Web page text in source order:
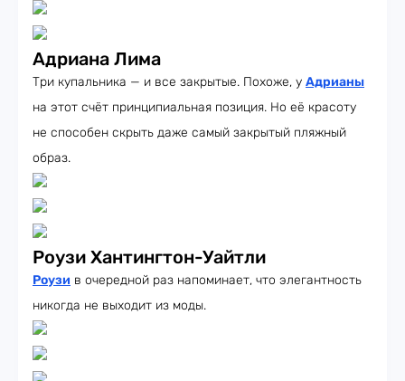
Адриана Лима
Три купальника — и все закрытые. Похоже, у Адрианы
на этот счёт принципиальная позиция. Но её красоту
не способен скрыть даже самый закрытый пляжный
образ.
Роузи Хантингтон-Уайтли
Роузи в очередной раз напоминает, что элегантность
никогда не выходит из моды.